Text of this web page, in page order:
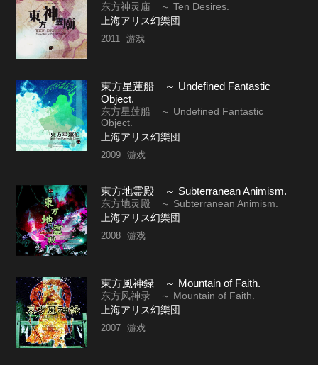
东方神灵庙 ～ Ten Desires.
上海アリス幻樂団
2011 游戏
東方星蓮船 ～ Undefined Fantastic
Object.
东方星莲船 ～ Undefined Fantastic
Object.
上海アリス幻樂団
2009 游戏
東方地霊殿 ～ Subterranean Animism.
东方地灵殿 ～ Subterranean Animism.
上海アリス幻樂団
2008 游戏
東方風神録 ～ Mountain of Faith.
东方风神录 ～ Mountain of Faith.
上海アリス幻樂団
2007 游戏